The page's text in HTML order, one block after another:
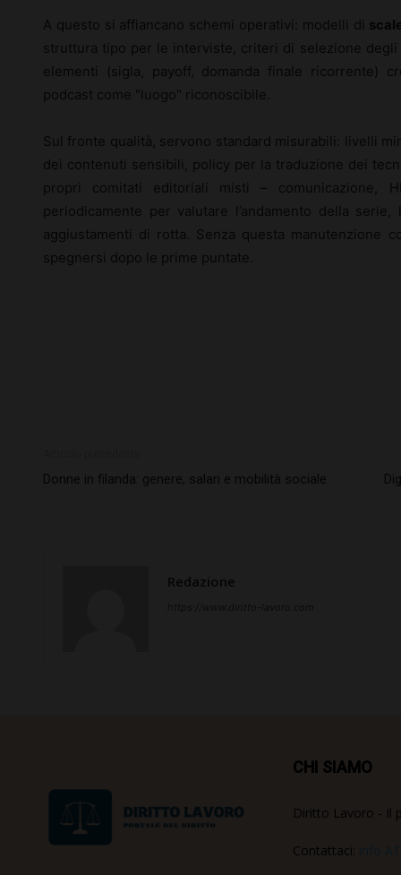
A questo si affiancano schemi operativi: modelli di
struttura tipo per le interviste, criteri di selezione
elementi (sigla, payoff, domanda finale ricorrente)
podcast come "luogo" riconoscibile.
Sul fronte qualità, servono standard misurabili: livelli
dei contenuti sensibili, policy per la traduzione dei
propri comitati editoriali misti – comunicazione,
periodicamente per valutare l’andamento della
aggiustamenti di rotta. Senza questa manutenzione
spegnersi dopo le prime puntate.
Donne in filanda: genere, salari e mobilità sociale
Redazione
CHI SIAMO
Diritto Lavoro - Il
Contattaci: